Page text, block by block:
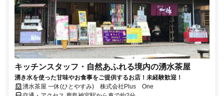
キッチンスタッフ・自然あふれる境内の湧水茶屋
湧き水を使った甘味やお食事をご提供するお店！未経験歓迎！
湧水茶屋 一休(ひとやすみ) 株式会社Plus One